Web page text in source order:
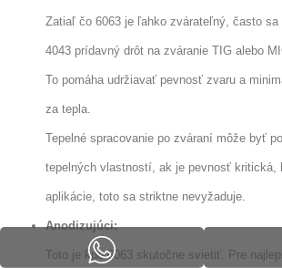
Zatiaľ čo 6063 je ľahko zvárateľný, často sa
4043 prídavný drôt na zváranie TIG alebo
To pomáha udržiavať pevnosť zvaru a
za tepla.
Tepelné spracovanie po zváraní môže byť
tepelných vlastností, ak je pevnosť kritická,
aplikácie, toto sa striktne nevyžaduje.
Anodizujúci:
Toto je kde 6063 skutočne svietiť. Pre